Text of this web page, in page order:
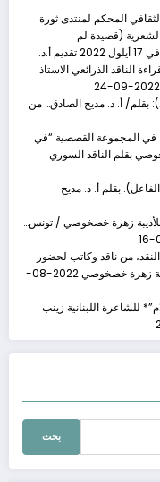
الجزائري د:/
السبت 11
المحكم لمنتدى ثورة
الشعرية (قصيدة لم
تكتمل)للشاعرة د. عبير يحي، وذلك نهار السبت في 17 أيلول 2022 تقديم أ.د.
الناقد الذرائعي الاستاذ
2022-09-24
بقلم/ أ. د. مديح الصادق… من
في المجموعة القصصية “في
بقلم الناقد السوري
44 (إعمال اسم الفاعل). بقلم أ. د. مديح
زهرة خصخوصي / تونس…
من ناقد وكاتب لحضور
2022-08-
للشاعرة اللبنانية زينب